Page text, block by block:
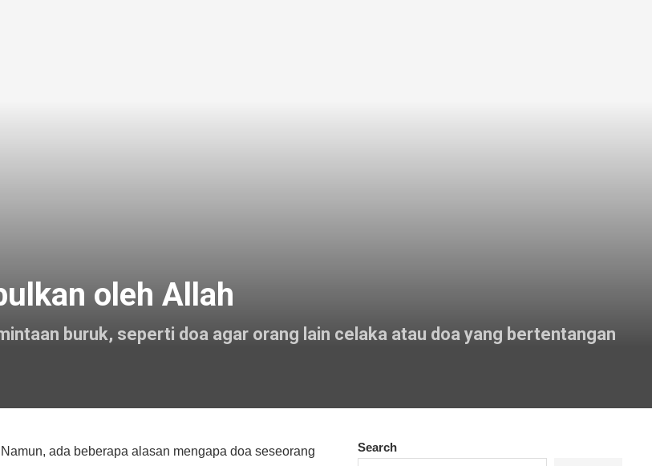
oleh Allah
buruk, seperti doa agar orang lain celaka atau doa yang bertentangan
ada beberapa alasan mengapa doa seseorang
Search